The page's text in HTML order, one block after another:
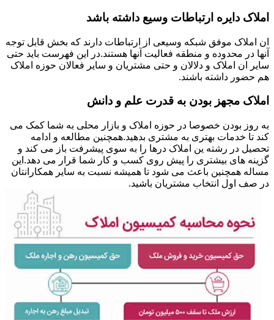
املاک دایره ارتباطات وسیع داشته باشد
ان املاک موفق شبکه وسیعی از ارتباطات دارند که بخش قابل توجه
آنها در محدوده و منطقه فعالیت آنها هستند.در این فهرست باید حتی
سایر ان املاک و دلالان و حتی مشتریان و سایر فعالان حوزه املاک
هم حضور داشته باشند.
املاک مجهز بودن به قدرت علم و دانش
به روز بودن خصوصا در حوزه املاک و بازار محلی به شما کمک می
کند تا خدمات بهتری به مشتری بدهید.همچنین مطالعه و ادامه
تحصیل در رشته ین املاک درها را به سوی پیشرفت باز می کند و
گزینه های بیشتری را پیش روی کسب و کار شما قرار می دهد.این
مساله همچنین باعث می شود تا همیشه نسبت به سایر همکارانتان
در صف اول انتخاب مشتریان باشید.